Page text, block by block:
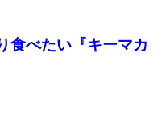
食べたい『キーマカ